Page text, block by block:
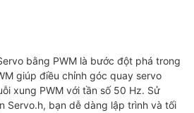
bằng PWM là bước đột phá trong
giúp điều chỉnh góc quay servo
xung PWM với tần số 50 Hz. Sử
Servo.h, bạn dễ dàng lập trình và tối